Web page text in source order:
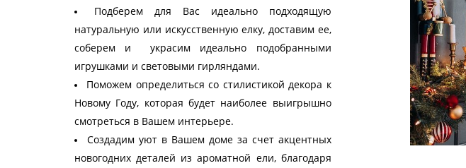
Подберем для Вас идеально подходящую
натуральную или искусственную елку, доставим ее,
соберем и украсим идеально подобранными
игрушками и световыми гирляндами.
Поможем определиться со стилистикой декора к
Новому Году, которая будет наиболее выигрышно
смотреться в Вашем интерьере.
Создадим уют в Вашем доме за счет акцентных
новогодних деталей из ароматной ели, благодаря